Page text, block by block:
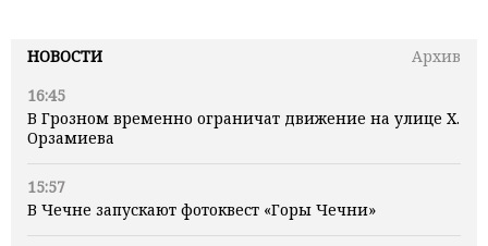
НОВОСТИ
Архив
16:45
В Грозном временно ограничат движение на улице Х.
Орзамиева
15:57
В Чечне запускают фотоквест «Горы Чечни»